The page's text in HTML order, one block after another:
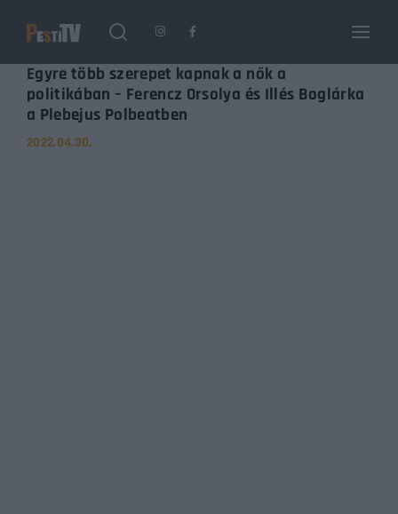
Egyre több szerepet kapnak a nők a
politikában – Ferencz Orsolya és Illés Boglárka
a Plebejus Polbeatben
2022.04.30.
Login Register
Username or Email Address